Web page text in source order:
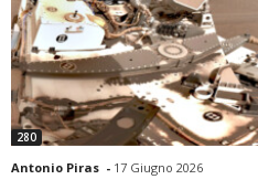
280
Antonio Piras - 17 Giugno 2026